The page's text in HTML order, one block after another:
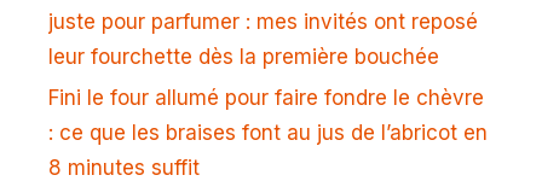
juste pour parfumer : mes invités ont reposé
leur fourchette dès la première bouchée
Fini le four allumé pour faire fondre le chèvre
: ce que les braises font au jus de l’abricot en
8 minutes suffit